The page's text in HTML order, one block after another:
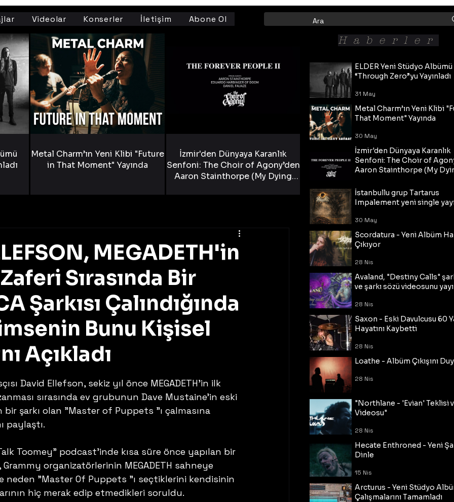
Videolar Konserler İletişim Abone Ol
MEGADETH'in
Sırasında Bir
Şarkısı Çalındığında
Bunu Kişisel
Açıkladı
David Ellefson, sekiz yıl önce MEGADETH'in ilk
sırasında ev grubunun Dave Mustaine'in eski
bir şarkı olan "Master of Puppets "ı çalmasına
paylaştı.
Toomey" podcast'inde kısa süre önce yapılan bir
organizatörlerinin MEGADETH sahneye
neden "Master Of Puppets "ı seçtiklerini kendisinin
hiç merak edip etmedikleri soruldu.
Metal Charm’ın Yeni Klibi "Future
in That Moment" Yayında
İzmir'den Dünyaya Karanlık
Senfoni: The Choir of Agony’den
Aaron Stainthorpe (My Dying
ELDER Yeni Stüdyo Albümü
“Through Zero”yu Yayınladı
31 May
Metal Charm’ın Yeni Klibi
That Moment" Yayında
30 May
İzmir'den Dünyaya Karanlık
Senfoni: The Choir of
Aaron Stainthorpe (My
Tekli!
30 May
İstanbullu grup Tartarus
Impalement yeni single
30 May
Scordatura - Yeni Albüm
Çıkıyor
28 Nis
Avaland, "Destiny Calls"
ve şarkı sözü videosunu
28 Nis
Saxon - Eski Davulcusu 60
Hayatını Kaybetti
28 Nis
Loathe - Albüm Çıkışını
28 Nis
"Northlane - 'Evian' Teklisi
Videosu"
28 Nis
Hecate Enthroned - Yeni
Dinle
15 Nis
Arcturus - Yeni Stüdyo
Çalışmalarını Tamamladı
Haberler